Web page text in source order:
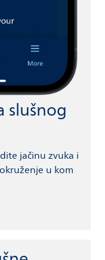
slušnog
jačinu zvuka i
u kom